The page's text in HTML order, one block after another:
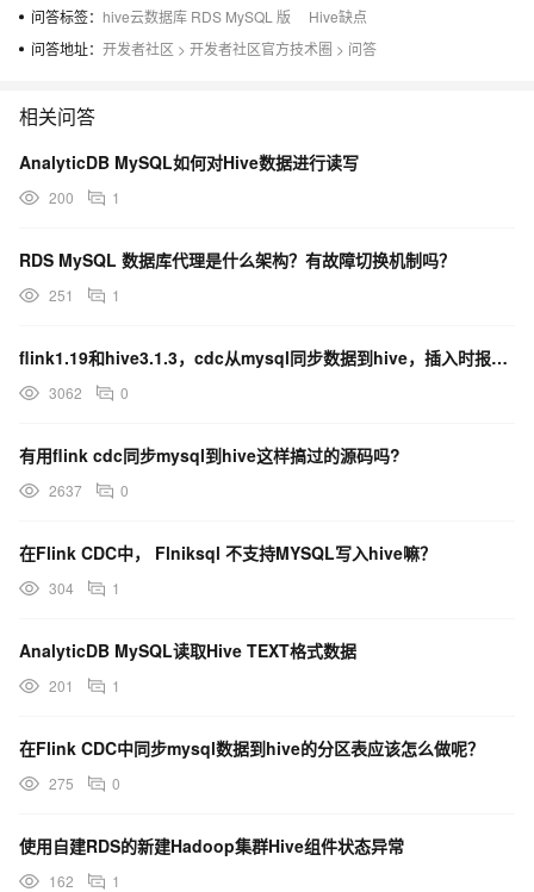
问答标签： hive云数据库 RDS MySQL 版
Hive缺点
问答地址： 开发者社区 > 开发者社区官方技术圈 > 问答
相关问答
AnalyticDB MySQL如何对Hive数据进行读写
200 1
RDS MySQL 数据库代理是什么架构？有故障切换机制吗？
251 1
flink1.19和hive3.1.3，cdc从mysql同步数据到hive，插入时报错？
3062 0
有用flink cdc同步mysql到hive这样搞过的源码吗?
2637 0
在Flink CDC中， Flniksql 不支持MYSQL写入hive嘛？
304 1
AnalyticDB MySQL读取Hive TEXT格式数据
201 1
在Flink CDC中同步mysql数据到hive的分区表应该怎么做呢？
275 0
使用自建RDS的新建Hadoop集群Hive组件状态异常
162 1